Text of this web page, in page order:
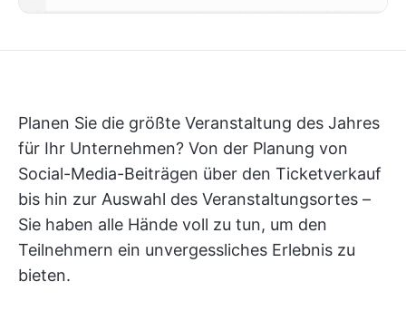
Planen Sie die größte Veranstaltung des Jahres
für Ihr Unternehmen? Von der Planung von
Social-Media-Beiträgen über den Ticketverkauf
bis hin zur Auswahl des Veranstaltungsortes –
Sie haben alle Hände voll zu tun, um den
Teilnehmern ein unvergessliches Erlebnis zu
bieten.